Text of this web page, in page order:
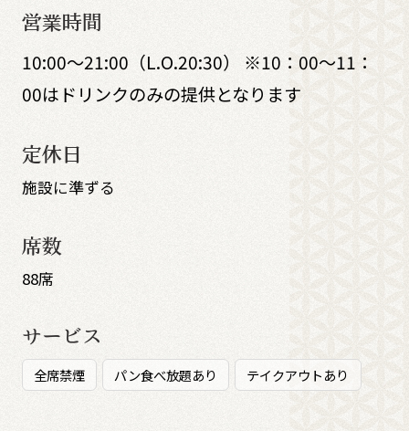
営業時間
10:00～21:00（L.O.20:30） ※10：00～11：
00はドリンクのみの提供となります
定休日
施設に準ずる
席数
88席
サービス
全席禁煙 パン食べ放題あり テイクアウトあり